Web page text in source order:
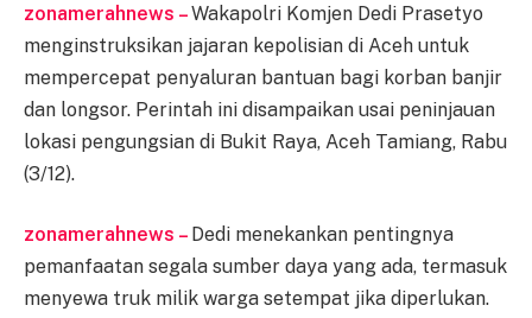
zonamerahnews –Wakapolri Komjen Dedi Prasetyo
menginstruksikan jajaran kepolisian di Aceh untuk
mempercepat penyaluran bantuan bagi korban banjir
dan longsor. Perintah ini disampaikan usai peninjauan
lokasi pengungsian di Bukit Raya, Aceh Tamiang, Rabu
(3/12).
zonamerahnews – Dedi menekankan pentingnya
pemanfaatan segala sumber daya yang ada, termasuk
menyewa truk milik warga setempat jika diperlukan.